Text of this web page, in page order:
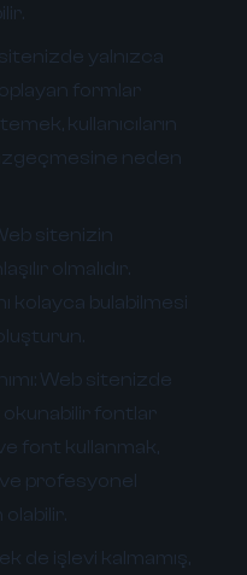
yalnızca
formlar
kullanıcıların
neden
sitenizin
olmalıdır.
kolayca bulabilmesi
Web sitenizde
fontlar
font kullanmak,
profesyonel
de işlevi kalmamış,